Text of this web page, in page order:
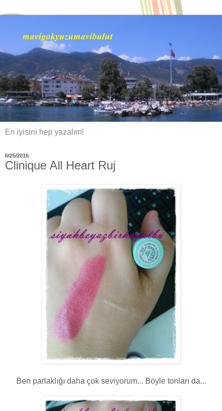
En iyisini hep yazalım!
6/25/2016
Clinique All Heart Ruj
Ben parlaklığı daha çok seviyorum... Böyle tonları da...